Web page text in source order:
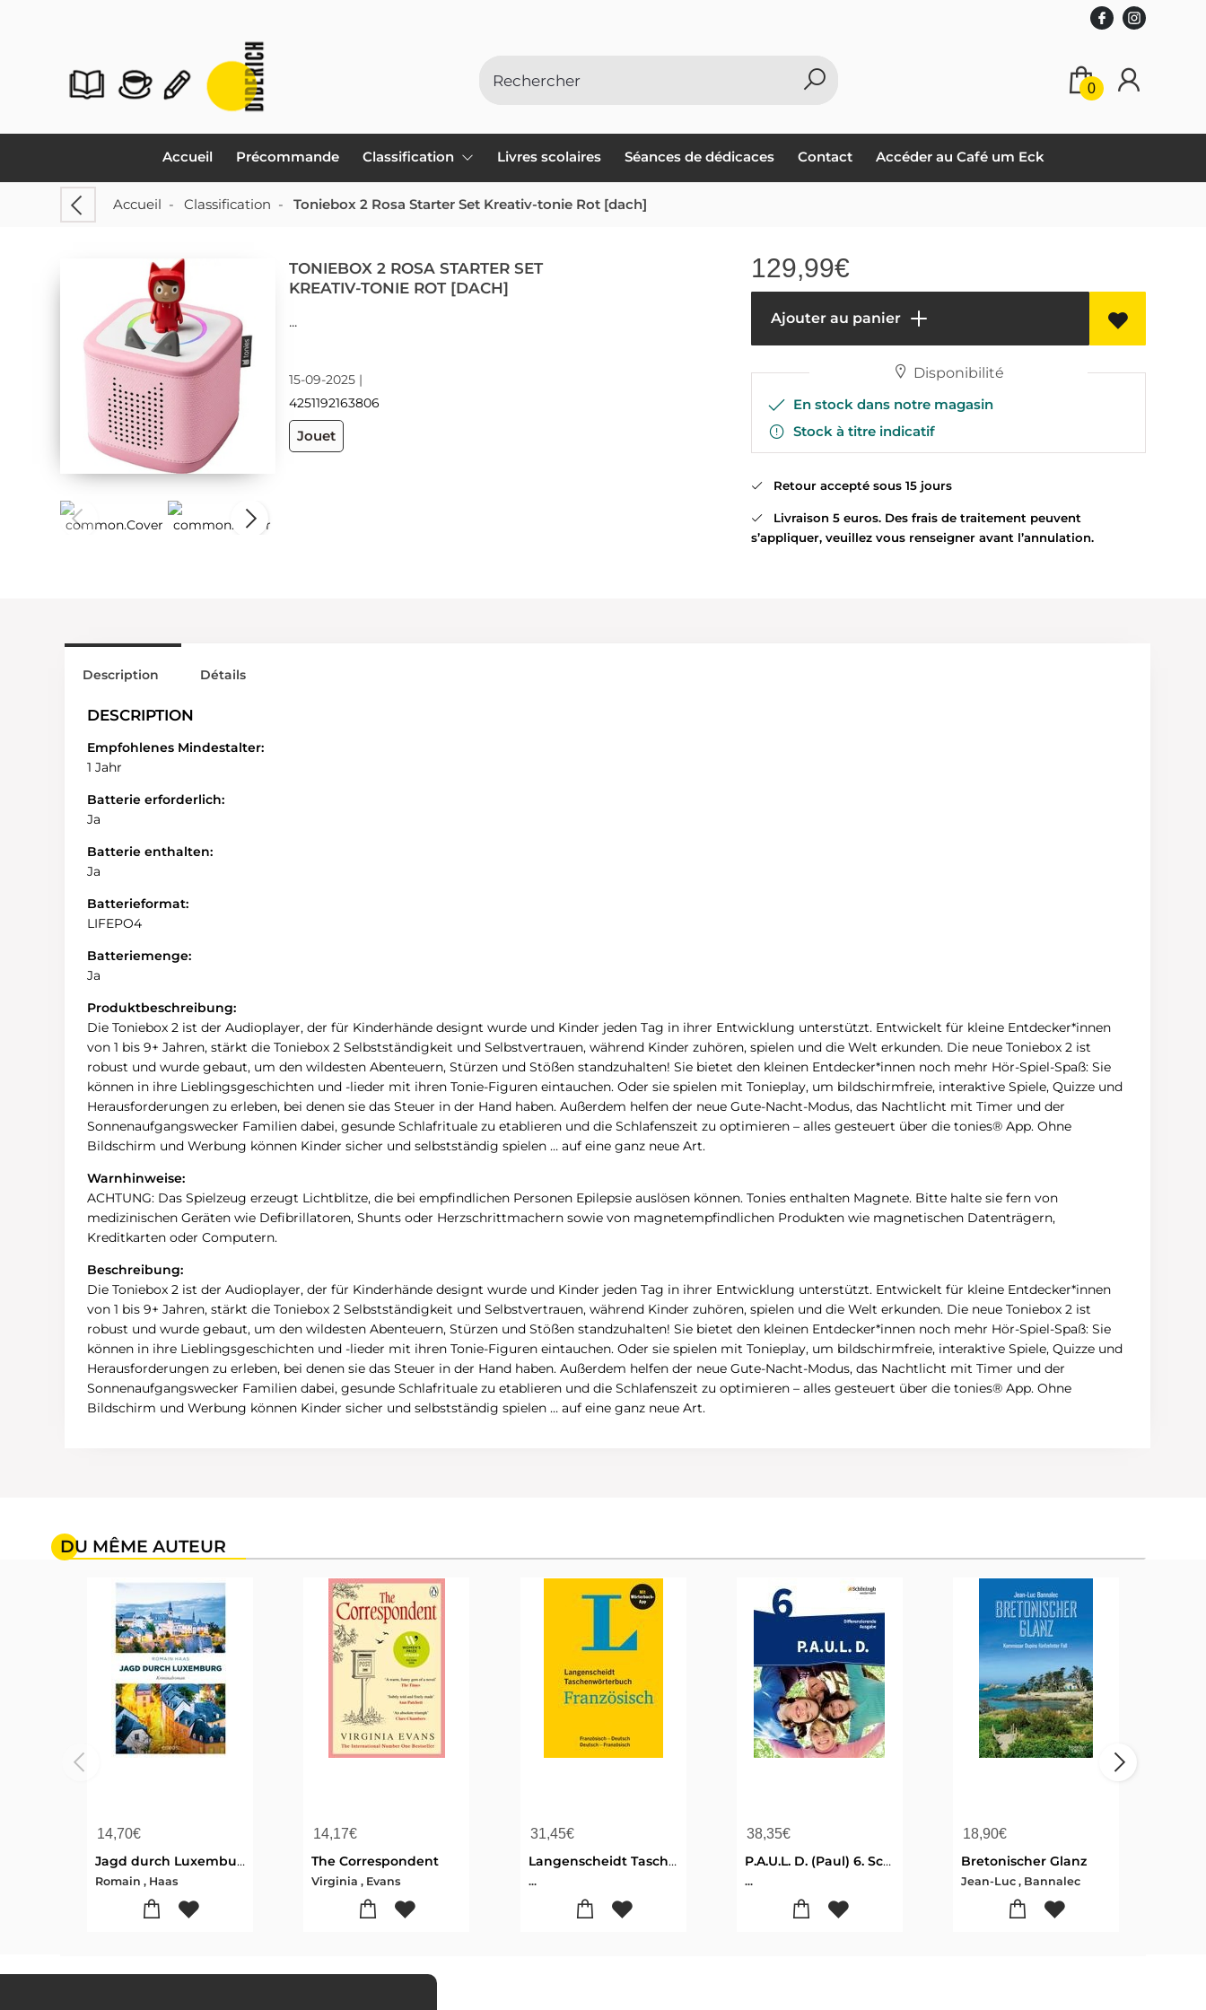
0
Accueil Précommande Classification Livres scolaires Séances de dédicaces Contact Accéder au Café um Eck
Accueil - Classification - Toniebox 2 Rosa Starter Set Kreativ-tonie Rot [dach]
TONIEBOX 2 ROSA STARTER SET
KREATIV-TONIE ROT [DACH]
...
15-09-2025 |
4251192163806
Jouet
129,99€
Ajouter au panier
Disponibilité
En stock dans notre magasin
Stock à titre indicatif
Retour accepté sous 15 jours
Livraison 5 euros. Des frais de traitement peuvent
s’appliquer, veuillez vous renseigner avant l’annulation.
Description
DESCRIPTION
Empfohlenes Mindestalter:
1 Jahr
Batterie erforderlich:
Ja
Batterie enthalten:
Ja
Batterieformat:
LIFEPO4
Batteriemenge:
Ja
Produktbeschreibung:
Die Toniebox 2 ist der Audioplayer, der für Kinderhände designt wurde und Kinder jeden Tag in ihrer Entwicklung unterstützt. Entwickelt für kleine Entdecker*innen
von 1 bis 9+ Jahren, stärkt die Toniebox 2 Selbstständigkeit und Selbstvertrauen, während Kinder zuhören, spielen und die Welt erkunden. Die neue Toniebox 2 ist
robust und wurde gebaut, um den wildesten Abenteuern, Stürzen und Stößen standzuhalten! Sie bietet den kleinen Entdecker*innen noch mehr Hör-Spiel-Spaß: Sie
können in ihre Lieblingsgeschichten und -lieder mit ihren Tonie-Figuren eintauchen. Oder sie spielen mit Tonieplay, um bildschirmfreie, interaktive Spiele, Quizze und
Herausforderungen zu erleben, bei denen sie das Steuer in der Hand haben. Außerdem helfen der neue Gute-Nacht-Modus, das Nachtlicht mit Timer und der
Sonnenaufgangswecker Familien dabei, gesunde Schlafrituale zu etablieren und die Schlafenszeit zu optimieren – alles gesteuert über die tonies® App. Ohne
Bildschirm und Werbung können Kinder sicher und selbstständig spielen … auf eine ganz neue Art.
Warnhinweise:
ACHTUNG: Das Spielzeug erzeugt Lichtblitze, die bei empfindlichen Personen Epilepsie auslösen können. Tonies enthalten Magnete. Bitte halte sie fern von
medizinischen Geräten wie Defibrillatoren, Shunts oder Herzschrittmachern sowie von magnetempfindlichen Produkten wie magnetischen Datenträgern,
Kreditkarten oder Computern.
Beschreibung:
Die Toniebox 2 ist der Audioplayer, der für Kinderhände designt wurde und Kinder jeden Tag in ihrer Entwicklung unterstützt. Entwickelt für kleine Entdecker*innen
von 1 bis 9+ Jahren, stärkt die Toniebox 2 Selbstständigkeit und Selbstvertrauen, während Kinder zuhören, spielen und die Welt erkunden. Die neue Toniebox 2 ist
robust und wurde gebaut, um den wildesten Abenteuern, Stürzen und Stößen standzuhalten! Sie bietet den kleinen Entdecker*innen noch mehr Hör-Spiel-Spaß: Sie
können in ihre Lieblingsgeschichten und -lieder mit ihren Tonie-Figuren eintauchen. Oder sie spielen mit Tonieplay, um bildschirmfreie, interaktive Spiele, Quizze und
Herausforderungen zu erleben, bei denen sie das Steuer in der Hand haben. Außerdem helfen der neue Gute-Nacht-Modus, das Nachtlicht mit Timer und der
Sonnenaufgangswecker Familien dabei, gesunde Schlafrituale zu etablieren und die Schlafenszeit zu optimieren – alles gesteuert über die tonies® App. Ohne
Bildschirm und Werbung können Kinder sicher und selbstständig spielen … auf eine ganz neue Art.
Détails
DU MÊME AUTEUR
14,70€
Jagd durch Luxemburg
Romain , Haas
14,17€
The Correspondent
Virginia , Evans
31,45€
Langenscheidt Taschenwörterbuch Französisch
...
38,35€
P.A.U.L. D. (Paul) 6. Schülerbuch. Realschule
...
18,90€
Bretonischer Glanz
Jean-Luc , Bannalec